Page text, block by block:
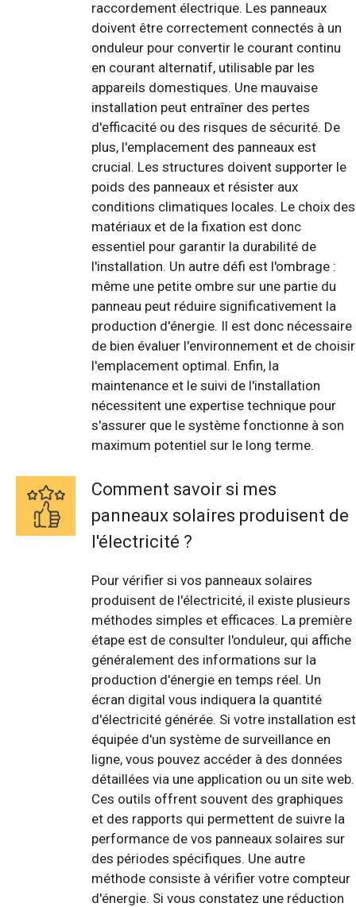
raccordement électrique. Les panneaux
doivent être correctement connectés à un
onduleur pour convertir le courant continu
en courant alternatif, utilisable par les
appareils domestiques. Une mauvaise
installation peut entraîner des pertes
d'efficacité ou des risques de sécurité. De
plus, l'emplacement des panneaux est
crucial. Les structures doivent supporter le
poids des panneaux et résister aux
conditions climatiques locales. Le choix des
matériaux et de la fixation est donc
essentiel pour garantir la durabilité de
l'installation. Un autre défi est l'ombrage :
même une petite ombre sur une partie du
panneau peut réduire significativement la
production d'énergie. Il est donc nécessaire
de bien évaluer l'environnement et de choisir
l'emplacement optimal. Enfin, la
maintenance et le suivi de l'installation
nécessitent une expertise technique pour
s'assurer que le système fonctionne à son
maximum potentiel sur le long terme.
Comment savoir si mes
panneaux solaires produisent de
l'électricité ?
Pour vérifier si vos panneaux solaires
produisent de l'électricité, il existe plusieurs
méthodes simples et efficaces. La première
étape est de consulter l'onduleur, qui affiche
généralement des informations sur la
production d'énergie en temps réel. Un
écran digital vous indiquera la quantité
d'électricité générée. Si votre installation est
équipée d'un système de surveillance en
ligne, vous pouvez accéder à des données
détaillées via une application ou un site web.
Ces outils offrent souvent des graphiques
et des rapports qui permettent de suivre la
performance de vos panneaux solaires sur
des périodes spécifiques. Une autre
méthode consiste à vérifier votre compteur
d'énergie. Si vous constatez une réduction